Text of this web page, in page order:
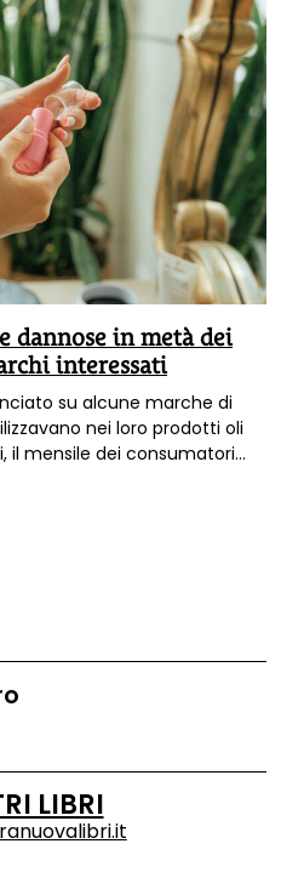
dannose in metà dei
interessati
su alcune marche di
nei loro prodotti oli
il mensile dei consumatori
LIBRI